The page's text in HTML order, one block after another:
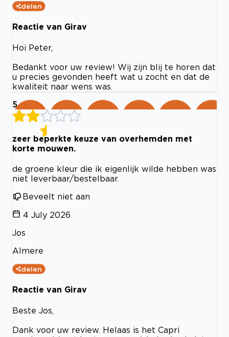
delen
Reactie van Girav
Hoi Peter,
Bedankt voor uw review! Wij zijn blij te horen dat
u precies gevonden heeft wat u zocht en dat de
kwaliteit naar wens was.
5
zeer beperkte keuze van overhemden met
korte mouwen.
de groene kleur die ik eigenlijk wilde hebben was
niet leverbaar/bestelbaar.
Beveelt niet aan
4 July 2026
Jos
Almere
delen
Reactie van Girav
Beste Jos,
Dank voor uw review. Helaas is het Capri